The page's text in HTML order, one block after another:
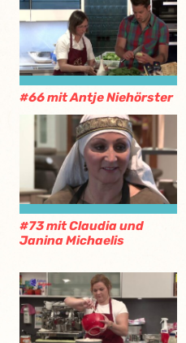
#66 mit Antje Niehörster
#73 mit Claudia und
Janina Michaelis